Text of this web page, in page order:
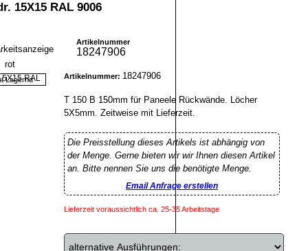
15X15 RAL 9006
Lagernd
Artikelnummer
18247906
Artikelnummer: 18247906
T 150 B 150mm für Paneele Rückwände. Löcher
5X5mm. Zeitweise mit Lieferzeit.
Die Preisstellung dieses Artikels ist abhängig von
der Menge. Gerne bieten wir wir Ihnen diesen Artikel
an. Bitte nennen Sie uns die benötigte Menge.
Email Anfrage erstellen
Lieferzeit voraussichtlich ca. 25-35 Arbeitstage